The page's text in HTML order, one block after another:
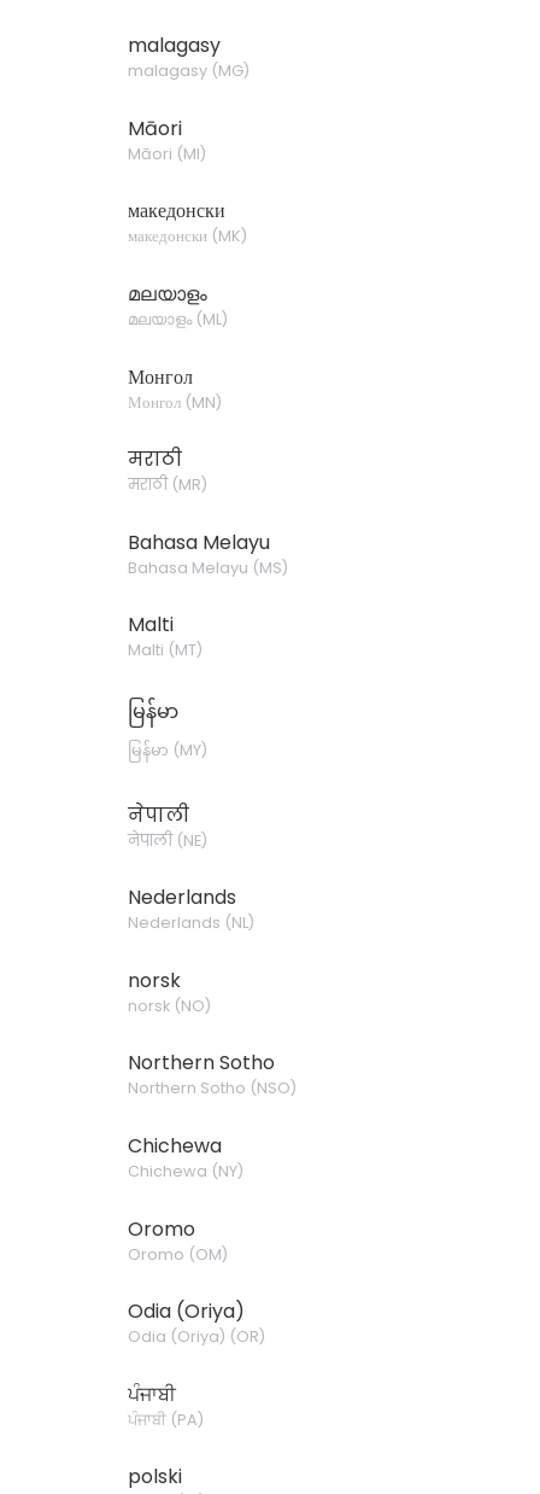
malagasy
malagasy(MG)
Māori
Māori (MI)
македонски
македонски (MK)
മലയാളം
മലയാളം(ML)
Монгол
Монгол(MN)
मराठी
मराठी(MR)
Bahasa Melayu
Bahasa Melayu (MS)
Malti
Malti (MT)
မြန်မာ
မြန်မာ (MY)
नेपाली
नेपाली(NE)
Nederlands
Nederlands (NL)
norsk
norsk(NO)
Northern Sotho
Northern Sotho (NSO)
Chichewa
Chichewa (NY)
Oromo
Oromo (OM)
Odia (Oriya)
Odia (Oriya) (OR)
ਪੰਜਾਬੀ
ਪੰਜਾਬੀ(PA)
polski